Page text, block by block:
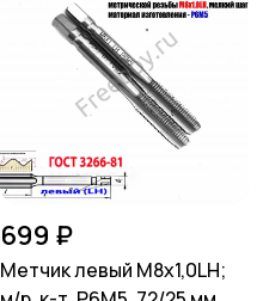
699 ₽
Метчик левый М8х1,0LH;